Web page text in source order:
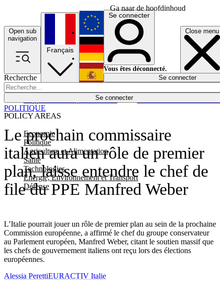
Ga naar de hoofdinhoud
Open sub
navigation
Close menu
Recherche
Se connecter
POLICY AREAS
Economie
Politique
Agriculture et Alimentation
Santé
Technologies
Energie, Environnement et Transport
Défense
Économie
Français
English
Deutsch
Español
Se connecter
Vous êtes déconnecté.
Se connecter
Le prochain commissaire
italien aura un rôle de premier
plan, laisse entendre le chef de
file du PPE Manfred Weber
L’Italie pourrait jouer un rôle de premier plan au sein de la prochaine
Commission européenne, a affirmé le chef du groupe conservateur
au Parlement européen, Manfred Weber, citant le soutien massif que
les chefs de gouvernement italiens ont reçu lors des élections
européennes.
POLITIQUE
Alessia PerettiEURACTIV Italie